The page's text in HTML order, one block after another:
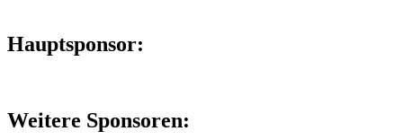
Hauptsponsor:
Weitere Sponsoren: